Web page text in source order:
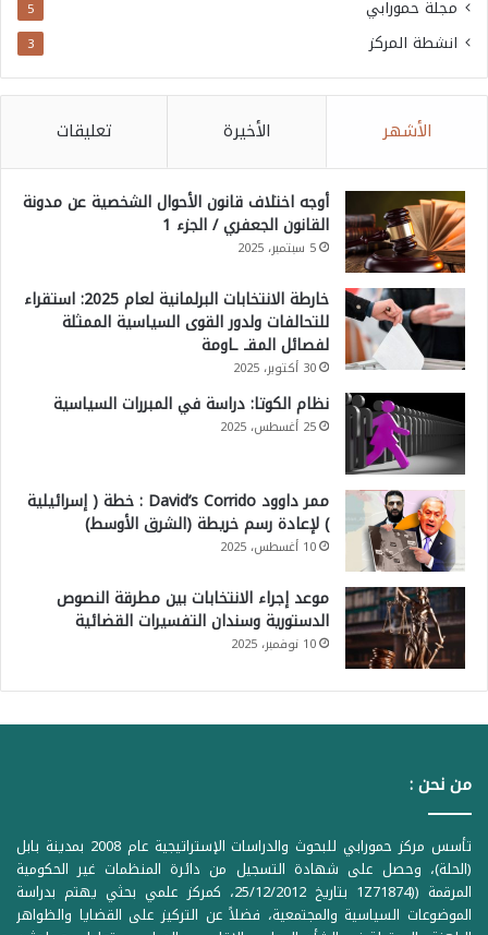
مجلة حمورابي 5
انشطة المركز 3
الأشهر الأخيرة تعليقات
أوجه اختلاف قانون الأحوال الشخصية عن مدونة
القانون الجعفري / الجزء 1
5 سبتمبر، 2025
خارطة الانتخابات البرلمانية لعام 2025: استقراء
للتحالفات ولدور القوى السياسية الممثلة
لفصائل المقـ ـاومة
30 أكتوبر، 2025
نظام الكوتا: دراسة في المبررات السياسية
25 أغسطس، 2025
ممر داوود David’s Corrido : خطة ( إسرائيلية
) لإعادة رسم خريطة (الشرق الأوسط)
10 أغسطس، 2025
موعد إجراء الانتخابات بين مطرقة النصوص
الدستورية وسندان التفسيرات القضائية
10 نوفمبر، 2025
من نحن :
تأسس مركز حمورابي للبحوث والدراسات الإستراتيجية عام 2008 بمدينة بابل
(الحلة)، وحصل على شهادة التسجيل من دائرة المنظمات غير الحكومية
المرقمة ((1Z71874 بتاريخ 25/12/2012، كمركز علمي بحثي يهتم بدراسة
الموضوعات السياسية والمجتمعية، فضلاً عن التركيز على القضايا والظواهر